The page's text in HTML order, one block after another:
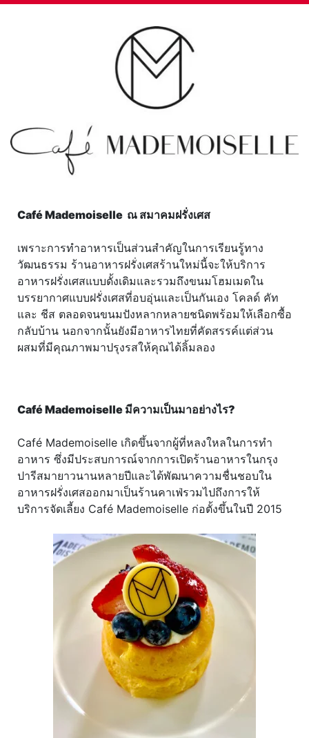
Café Mademoiselle ณ สมาคมฝรั่งเศส
เพราะการทำอาหารเป็นส่วนสำคัญในการเรียนรู้ทาง
วัฒนธรรม ร้านอาหารฝรั่งเศสร้านใหม่นี้จะให้บริการ
อาหารฝรั่งเศสแบบดั้งเดิมและรวมถึงขนมโฮมเมดใน
บรรยากาศแบบฝรั่งเศสที่อบอุ่นและเป็นกันเอง โคลด์ คัท
และ ชีส ตลอดจนขนมปังหลากหลายชนิดพร้อมให้เลือกซื้อ
กลับบ้าน นอกจากนั้นยังมีอาหารไทยที่คัดสรรค์แต่ส่วน
ผสมที่มีคุณภาพมาปรุงรสให้คุณได้ลิ้มลอง
Café Mademoiselle มีความเป็นมาอย่างไร?
Café Mademoiselle เกิดขึ้นจากผู้ที่หลงใหลในการทำ
อาหาร ซึ่งมีประสบการณ์จากการเปิดร้านอาหารในกรุง
ปารีสมายาวนานหลายปีและได้พัฒนาความชื่นชอบใน
อาหารฝรั่งเศสออกมาเป็นร้านคาเฟ่รวมไปถึงการให้
บริการจัดเลี้ยง Café Mademoiselle ก่อตั้งขึ้นในปี 2015